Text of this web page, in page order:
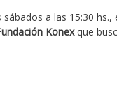
a las 15:30
Konexque